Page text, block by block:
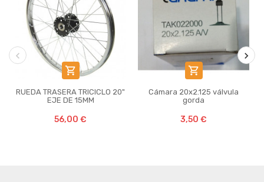

RUEDA TRASERA TRICICLO 20"
EJE DE 15MM
56,00 €

Cámara 20x2.125 válvula
gorda
3,50 €